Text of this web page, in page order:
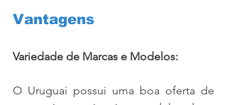
Vantagens
Variedade de Marcas e Modelos:
O Uruguai possui uma boa oferta de